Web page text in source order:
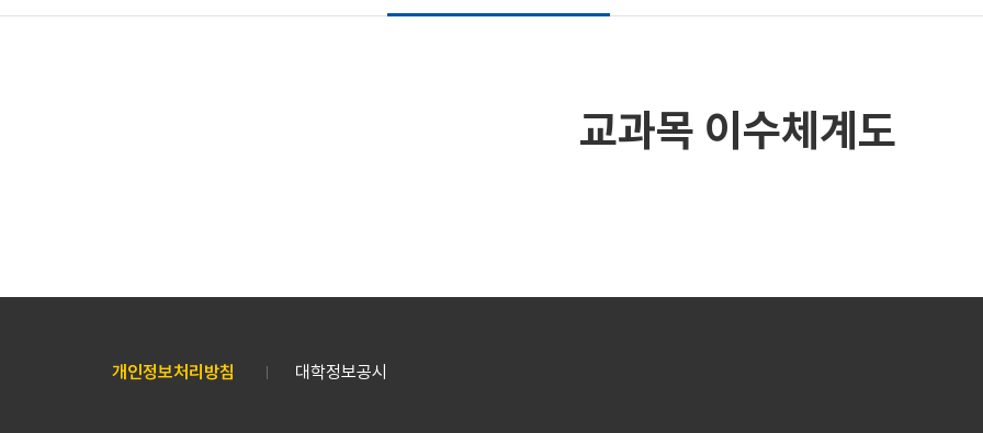
교과목 이수체계도
개인정보처리방침 대학정보공시